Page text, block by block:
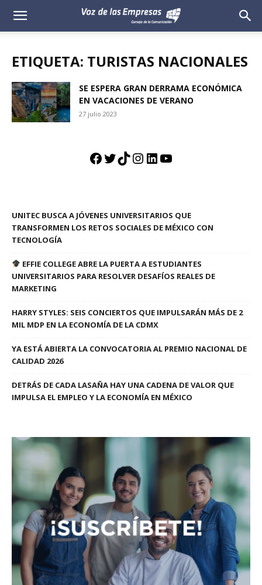
Voz
Empresas
ETIQUETA: TURISTAS NACIONALES
SE ESPERA GRAN DERRAMA ECONÓMICA
EN VACACIONES DE VERANO
27 julio 2023
Facebook
Twitter
TikTok
Instagram
LinkedIn
YouTube
UNITEC BUSCA A JÓVENES UNIVERSITARIOS QUE
TRANSFORMEN LOS RETOS SOCIALES DE MÉXICO CON
TECNOLOGÍA
EFFIE COLLEGE ABRE LA PUERTA A ESTUDIANTES
UNIVERSITARIOS PARA RESOLVER DESAFÍOS REALES DE
MARKETING
HARRY STYLES: SEIS CONCIERTOS QUE IMPULSARÁN MÁS DE 2
MIL MDP EN LA ECONOMÍA DE LA CDMX
YA ESTÁ ABIERTA LA CONVOCATORIA AL PREMIO NACIONAL DE
CALIDAD 2026
DETRÁS DE CADA LASAÑA HAY UNA CADENA DE VALOR QUE
IMPULSA EL EMPLEO Y LA ECONOMÍA EN MÉXICO